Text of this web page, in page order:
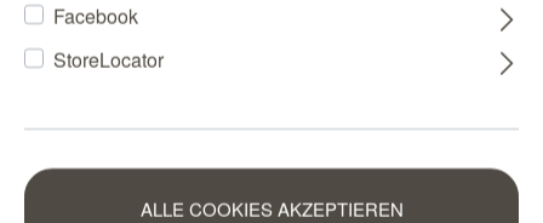
Facebook
StoreLocator
ALLE COOKIES AKZEPTIEREN